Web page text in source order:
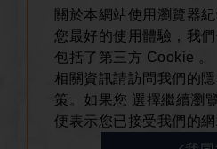
關於本網站使用瀏覽器
您最好的使用體驗，我
包括了第三方 Cookie 。
相關資訊請訪問我們的
策。如果您 選擇繼續瀏
便表示您已接受我們的網
週ㄧ～週日：